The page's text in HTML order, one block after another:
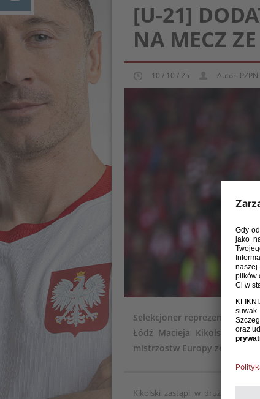
[U-21]
NA MECZ
10 / 10 / 25 Autor: PZPN
Selekcjoner reprezentacji
Łódź Macieja Kikolskiego
mistrzostw Europy ze Szwecją
Kikolski zastąpi w drużynie